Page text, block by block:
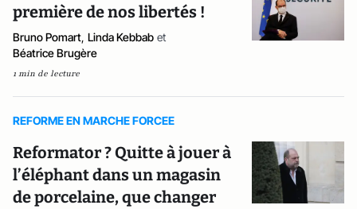
première de nos libertés !
Bruno Pomart, Linda Kebbab et
Béatrice Brugère
1 min de lecture
REFORME EN MARCHE FORCEE
Reformator ? Quitte à jouer à
l’éléphant dans un magasin
de porcelaine, que changer